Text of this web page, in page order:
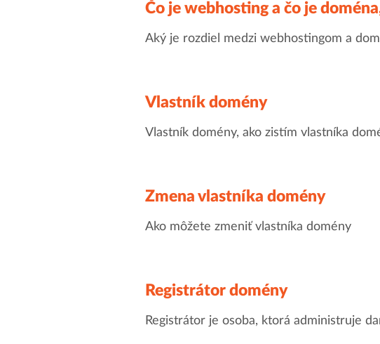
Čo je webhosting a čo je
Aký je rozdiel medzi webhostingom a
Vlastník domény
Vlastník domény, ako zistím vlastníka
Zmena vlastníka domény
Ako môžete zmeniť vlastníka domény
Registrátor domény
Registrátor je osoba, ktorá administruje